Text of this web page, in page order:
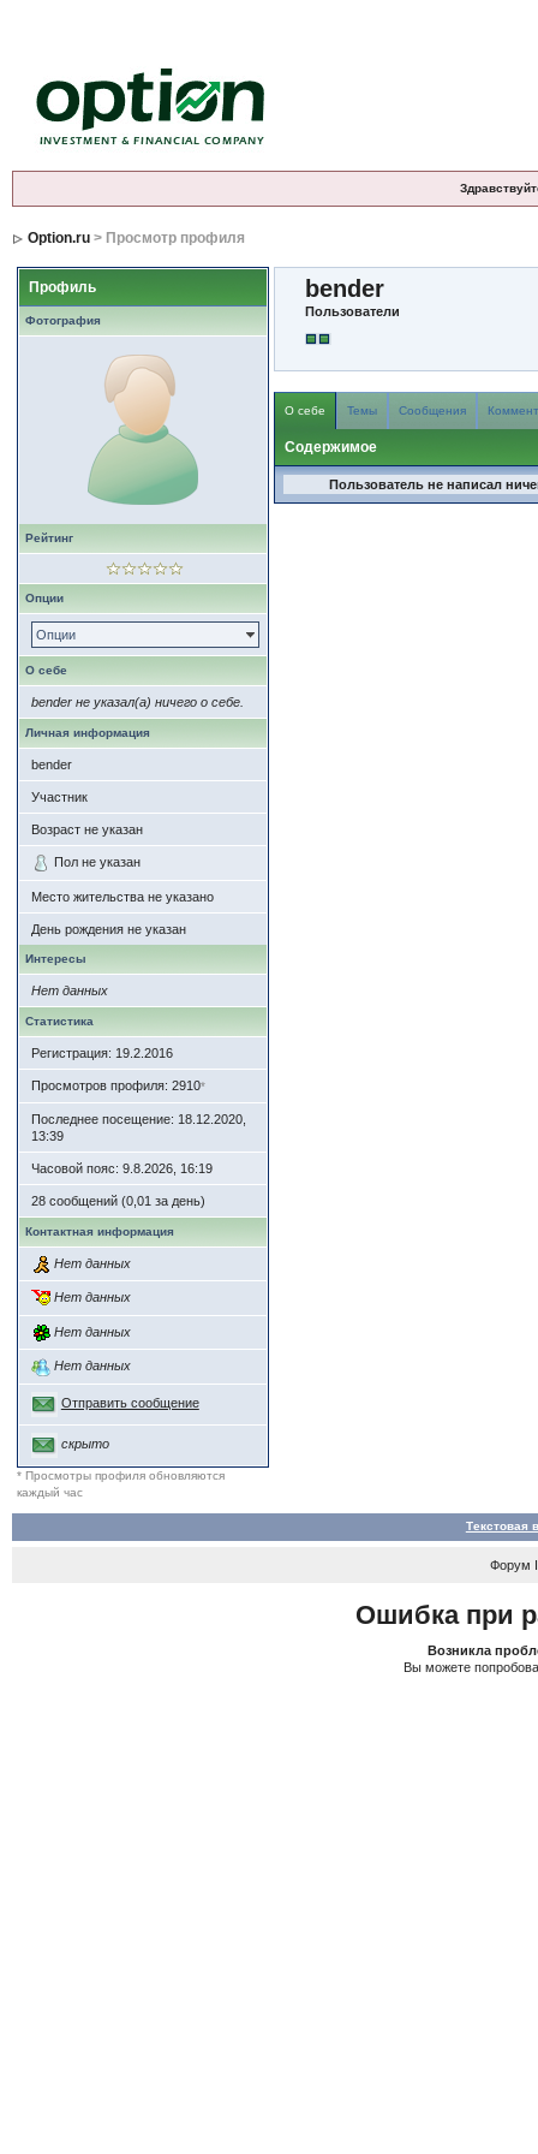
Option.ru> Просмотр профиля
Профиль
Фотография
Рейтинг
Опции
Опции
О себе
bender не указал(а) ничего о себе.
Личная информация
bender
Участник
Возраст не указан
Пол не указан
Место жительства не указано
День рождения не указан
Интересы
Нет данных
Статистика
Регистрация: 19.2.2016
Просмотров профиля: 2910*
Последнее посещение: 18.12.2020,
13:39
Часовой пояс: 9.8.2026, 16:19
28 сообщений (0,01 за день)
Контактная информация
Нет данных
Нет данных
Нет данных
Нет данных
Отправить сообщение
скрыто
* Просмотры профиля обновляются
каждый час
bender
Пользователи
О себе Темы Сообщения
Содержимое
Пользователь не написал
Текстовая
Форум
Ошибка при
Возникла
Вы можете